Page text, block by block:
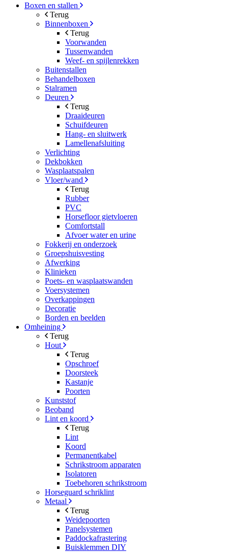
Boxen en stallen
Terug
Binnenboxen
Terug
Voorwanden
Tussenwanden
Weef- en spijlenrekken
Buitenstallen
Behandelboxen
Stalramen
Deuren
Terug
Draaideuren
Schuifdeuren
Hang- en sluitwerk
Lamellenafsluiting
Verlichting
Dekbokken
Wasplaatspalen
Vloer/wand
Terug
Rubber
PVC
Horsefloor gietvloeren
Comfortstall
Afvoer water en urine
Fokkerij en onderzoek
Groepshuisvesting
Afwerking
Klinieken
Poets- en wasplaatswanden
Voersystemen
Overkappingen
Decoratie
Borden en beelden
Omheining
Terug
Hout
Terug
Opschroef
Doorsteek
Kastanje
Poorten
Kunststof
Beoband
Lint en koord
Terug
Lint
Koord
Permanentkabel
Schrikstroom apparaten
Isolatoren
Toebehoren schrikstroom
Horseguard schriklint
Metaal
Terug
Weidepoorten
Panelsystemen
Paddockafrastering
Buisklemmen DIY